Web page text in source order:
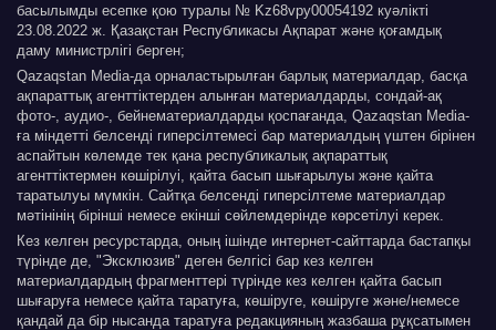
басылымды есепке қою туралы № Kz68vpy00054192 куәлікті
23.08.2022 ж. Қазақстан Республикасы Ақпарат және қоғамдық
даму министрлігі берген;
Qazaqstan Media-да орналастырылған барлық материалдар, басқа
ақпараттық агенттіктерден алынған материалдарды, сондай-ақ
фото-, аудио-, бейнематериалдарды қоспағанда, Qazaqstan Media-
ға міндетті белсенді гиперсілтемесі бар материалдың үштен бірінен
аспайтын көлемде тек қана республикалық ақпараттық
агенттіктермен көшірілуі, қайта басып шығарылуы және қайта
таратылуы мүмкін. Сайтқа белсенді гиперсілтеме материалдар
мәтінінің бірінші немесе екінші сөйлемдерінде көрсетілуі керек.
Кез келген ресурстарда, оның ішінде интернет-сайттарда бастапқы
түрінде де, "Эксклюзив" деген белгісі бар кез келген
материалдардың фрагменттері түрінде кез келген қайта басып
шығаруға немесе қайта таратуға, көшіруге, көшіруге және/немесе
қандай да бір нысанда таратуға редакцияның жазбаша рұқсатымен